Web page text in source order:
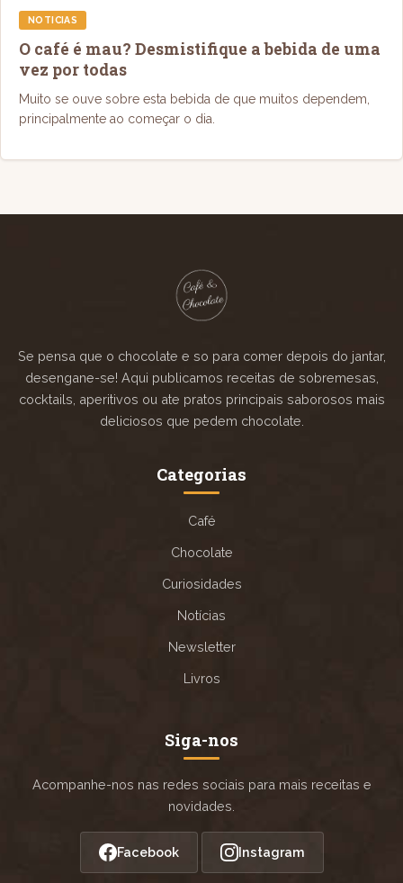
NOTICIAS
O café é mau? Desmistifique a bebida de uma
vez por todas
Muito se ouve sobre esta bebida de que muitos dependem,
principalmente ao começar o dia.
Se pensa que o chocolate e so para comer depois do jantar,
desengane-se! Aqui publicamos receitas de sobremesas,
cocktails, aperitivos ou ate pratos principais saborosos mais
deliciosos que pedem chocolate.
Categorias
Café
Chocolate
Curiosidades
Notícias
Newsletter
Livros
Siga-nos
Acompanhe-nos nas redes sociais para mais receitas e
novidades.
Facebook Instagram